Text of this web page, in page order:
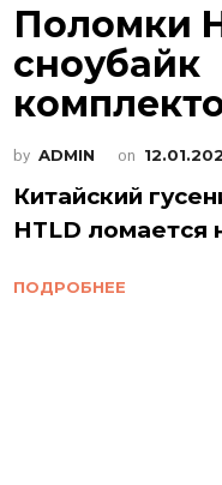
Поломки
сноубайк
by ADMIN on
Китайский
HTLD ломается
ПОДРОБНЕЕ